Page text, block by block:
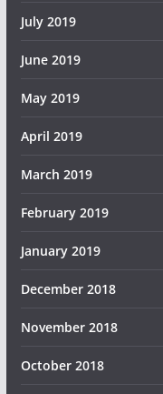
July 2019
June 2019
May 2019
April 2019
March 2019
February 2019
January 2019
December 2018
November 2018
October 2018